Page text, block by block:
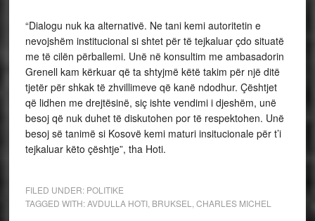
“Dialogu nuk ka alternativë. Ne tani kemi autoritetin e
nevojshëm institucional si shtet për të tejkaluar çdo situatë
me të cilën përballemi. Unë në konsultim me ambasadorin
Grenell kam kërkuar që ta shtyjmë këtë takim për një ditë
tjetër për shkak të zhvillimeve që kanë ndodhur. Çështjet
që lidhen me drejtësinë, siç ishte vendimi i djeshëm, unë
besoj që nuk duhet të diskutohen por të respektohen. Unë
besoj së tanimë si Kosovë kemi maturi insitucionale për t’i
tejkaluar këto çështje”, tha Hoti.
FILED UNDER: POLITIKE
TAGGED WITH:AVDULLA HOTI, BRUKSEL CHARLES MICHEL